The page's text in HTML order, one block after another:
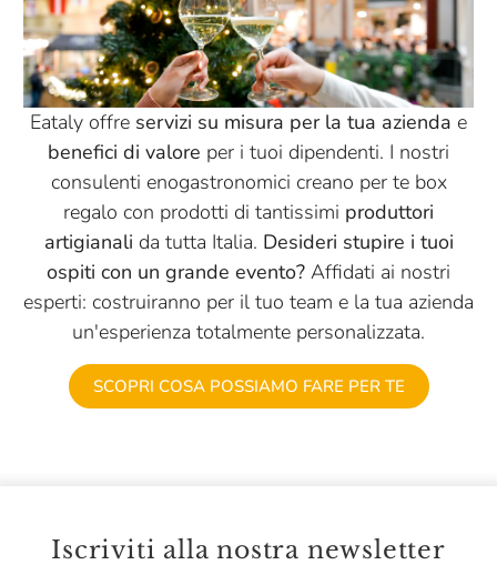
Eataly offre servizi su misura per la tua azienda e
benefici di valore per i tuoi dipendenti. I nostri
consulenti enogastronomici creano per te box
regalo con prodotti di tantissimi produttori
artigianali da tutta Italia. Desideri stupire i tuoi
ospiti con un grande evento? Affidati ai nostri
esperti: costruiranno per il tuo team e la tua azienda
un'esperienza totalmente personalizzata.
SCOPRI COSA POSSIAMO FARE PER TE
Iscriviti alla nostra newsletter